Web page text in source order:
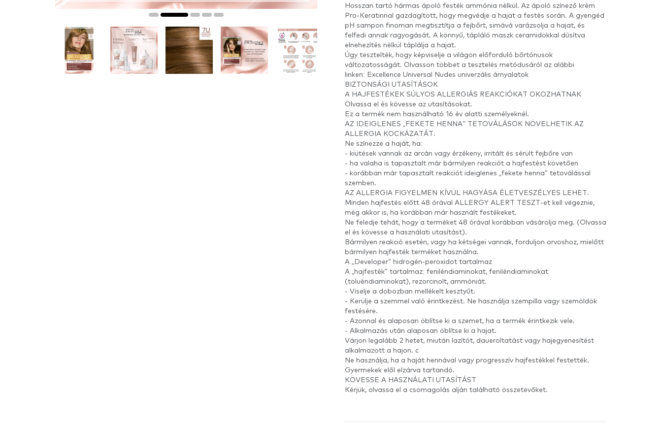
Hosszan tartó hármas ápoló festék ammónia nélkül. Az ápoló színező krém
Pro-Keratinnal gazdagított, hogy megvédje a hajat a festés során. A gyengéd
pH sampon finoman megtisztítja a fejbőrt, simává varázsolja a hajat, és
felfedi annak ragyogását. A könnyű, tápláló maszk ceramidokkal dúsítva
elnehezítés nélkül táplálja a hajat.
Úgy tesztelték, hogy képviselje a világon előforduló bőrtónusok
változatosságát. Olvasson többet a tesztelés metódusáról az alábbi
linken: Excellence Universal Nudes univerzális árnyalatok
BIZTONSÁGI UTASÍTÁSOK
A HAJFESTÉKEK SÚLYOS ALLERGIÁS REAKCIÓKAT OKOZHATNAK
Olvassa el és kövesse az utasításokat.
Ez a termék nem használható 16 év alatti személyeknél.
AZ IDEIGLENES „FEKETE HENNA” TETOVÁLÁSOK NÖVELHETIK AZ
ALLERGIA KOCKÁZATÁT.
Ne színezze a haját, ha:
- kiütések vannak az arcán vagy érzékeny, irritált és sérült fejbőre van
- ha valaha is tapasztalt már bármilyen reakciót a hajfestést követően
- korábban már tapasztalt reakciót ideiglenes „fekete henna” tetoválással
szemben.
AZ ALLERGIA FIGYELMEN KÍVÜL HAGYÁSA ÉLETVESZÉLYES LEHET.
Minden hajfestés előtt 48 órával ALLERGY ALERT TESZT-et kell végeznie,
még akkor is, ha korábban már használt festékeket.
Ne feledje tehát, hogy a terméket 48 órával korábban vásárolja meg. (Olvassa
el és kövesse a használati utasítást).
Bármilyen reakció esetén, vagy ha kétségei vannak, forduljon orvoshoz, mielőtt
bármilyen hajfesték terméket használna.
A „Developer” hidrogén-peroxidot tartalmaz
A „hajfesték” tartalmaz: feniléndiaminokat, feniléndiaminokat
(toluéndiaminokat), rezorcinolt, ammóniát.
- Viselje a dobozban mellékelt kesztyűt.
- Kerülje a szemmel való érintkezést. Ne használja szempilla vagy szemöldök
festésére.
- Azonnal és alaposan öblítse ki a szemet, ha a termék érintkezik vele.
- Alkalmazás után alaposan öblítse ki a hajat.
Várjon legalább 2 hetet, miután lazítót, daueroltatást vagy hajegyenesítést
alkalmazott a hajon. c
Ne használja, ha a haját hennával vagy progresszív hajfestékkel festették.
Gyermekek elől elzárva tartandó.
KÖVESSE A HASZNÁLATI UTASÍTÁST
Kérjük, olvassa el a csomagolás alján található összetevőket.